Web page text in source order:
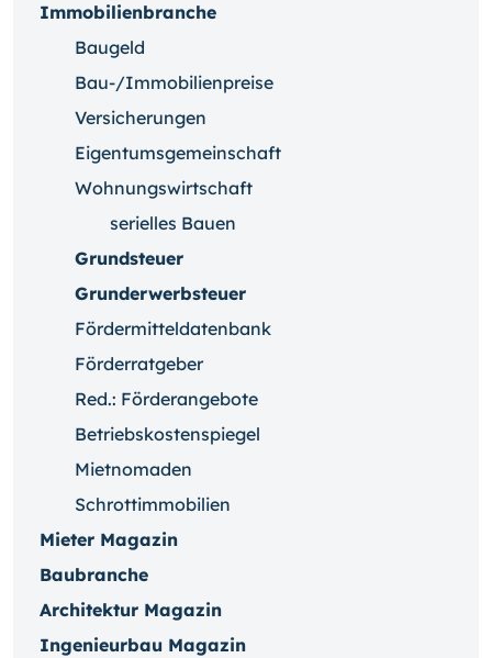
Immobilienbranche
Baugeld
Bau-/Immobilienpreise
Versicherungen
Eigentumsgemeinschaft
Wohnungswirtschaft
serielles Bauen
Grundsteuer
Grunderwerbsteuer
Fördermitteldatenbank
Förderratgeber
Red.: Förderangebote
Betriebskostenspiegel
Mietnomaden
Schrottimmobilien
Mieter Magazin
Baubranche
Architektur Magazin
Ingenieurbau Magazin